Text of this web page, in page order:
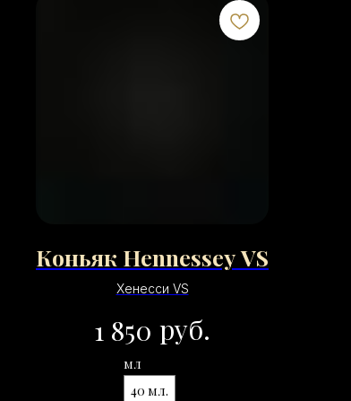
Коньяк Hennessey VS
Хенесси VS
1 850 руб.
мл
40 мл.